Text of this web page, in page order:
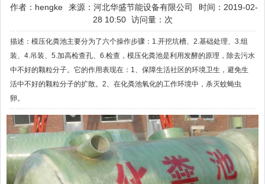
作者：hengke 来源：河北华盛节能设备有限公司
时间：2019-02-
28 10:50 访问量： 次
描述：模压化粪池主要分为了六个操作步骤：1.开挖坑槽、2.基础处理、3.组
装、4.吊装、5.加高检查孔、6.检查，模压化粪池是利用发酵的原理，除去污水
中不好的颗粒分子。它的作用表现在：1、保障生活社区的环境卫生，避免生
活中不好的颗粒分子的扩散。2、在化粪池氧化的工作环境中，杀灭蚊蝇虫
卵。